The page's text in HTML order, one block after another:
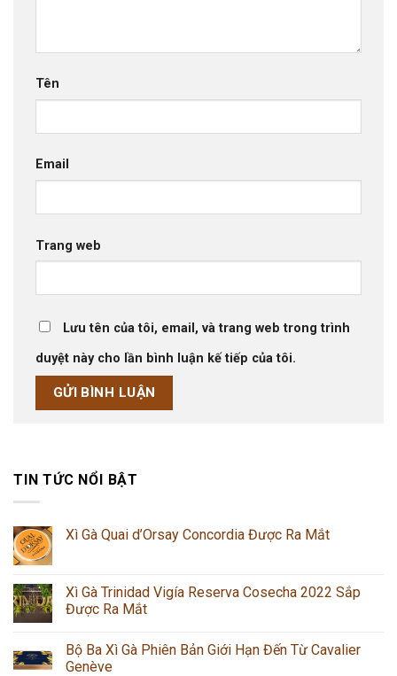
Tên
Email
Trang web
Lưu tên của tôi, email, và trang web trong trình
duyệt này cho lần bình luận kế tiếp của tôi.
TIN TỨC NỔI BẬT
Xì Gà Quai d’Orsay Concordia Được Ra Mắt
Xì Gà Trinidad Vigía Reserva Cosecha 2022 Sắp
Được Ra Mắt
Bộ Ba Xì Gà Phiên Bản Giới Hạn Đến Từ Cavalier
Genève